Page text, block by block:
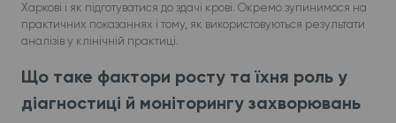
Харкові і як підготуватися до здачі крові. Окремо зупинимося на
практичних показаннях і тому, як використовуються результати
аналізів у клінічній практиці.
Що таке фактори росту та їхня роль у
діагностиці й моніторингу захворювань